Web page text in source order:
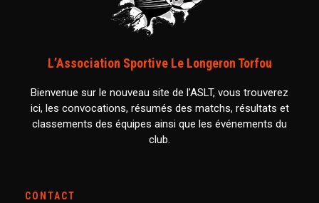
L’Association Sportive Le Longeron Torfou
Bienvenue sur le nouveau site de l’ASLT, vous trouverez
ici, les convocations, résumés des matchs, résultats et
classements des équipes ainsi que les événements du
club.
CONTACT